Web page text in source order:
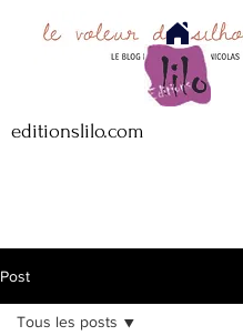
editionslilo.com
Post
Tous les posts